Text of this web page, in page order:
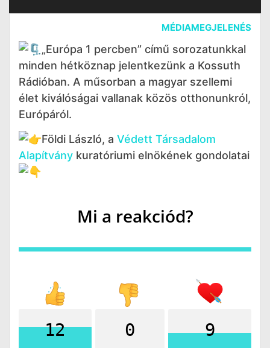
MÉDIAMEGJELENÉS
„Európa 1 percben” című sorozatunkkal
minden hétköznap jelentkezünk a Kossuth
Rádióban. A műsorban a magyar szellemi
élet kiválóságai vallanak közös otthonunkról,
Európáról.
Földi László, a Védett Társadalom
Alapítvány kuratóriumi elnökének gondolatai
Mi a reakciód?
12 0 9